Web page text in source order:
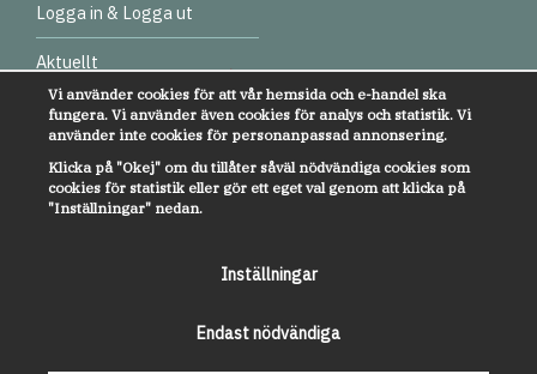
Logga in & Logga ut
Aktuellt
Digitala test
Webbinarier
Övrigt
Vi använder cookies för att vår hemsida och e-handel ska
fungera. Vi använder även cookies för analys och statistik. Vi
använder inte cookies för personanpassad annonsering.
Klicka på "Okej" om du tillåter såväl nödvändiga cookies som
cookies för statistik eller gör ett eget val genom att klicka på
"Inställningar" nedan.
Inställningar
Endast nödvändiga